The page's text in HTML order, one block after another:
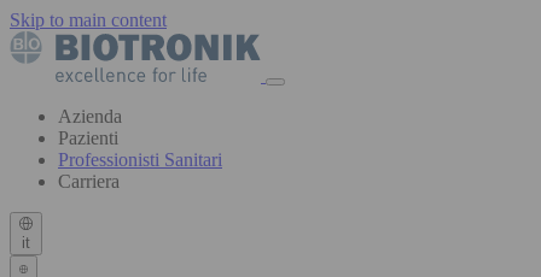
Skip to main content
Azienda
Pazienti
Professionisti Sanitari
Carriera
it